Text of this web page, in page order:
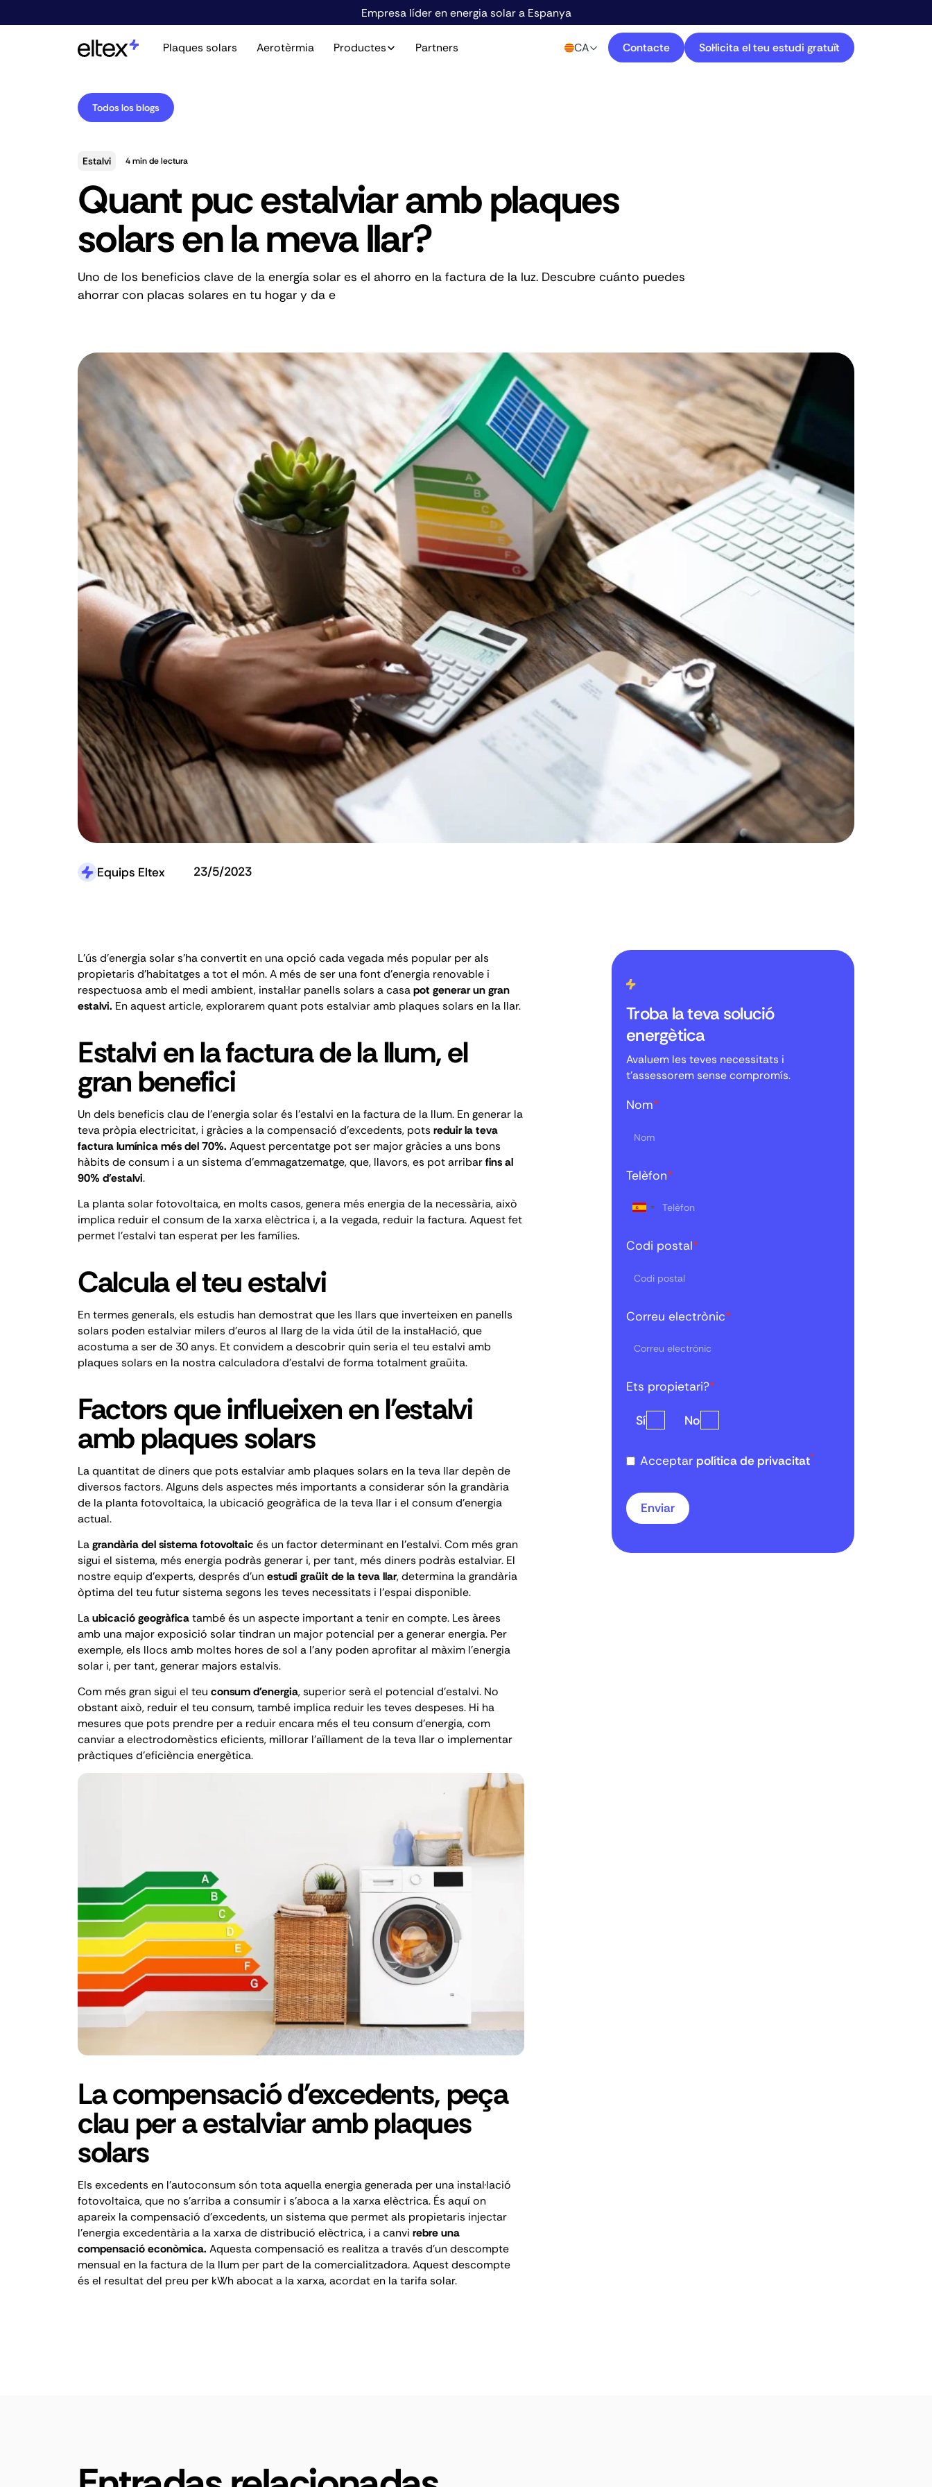
Empresa líder en energia solar a Espanya
Plaques solars Aerotèrmia Productes Partners CA Contacte Sol·licita el teu estudi gratuït
Todos los blogs
Estalvi 4min de lectura
Quant puc estalviar amb plaques
solars en la meva llar?
Uno de los beneficios clave de la energía solar es el ahorro en la factura de la luz. Descubre cuánto puedes
ahorrar con placas solares en tu hogar y da e
Equips Eltex 23/5/2023
L'ús d'energia solar s'ha convertit en una opció cada vegada més popular per als
propietaris d'habitatges a tot el món. A més de ser una font d'energia renovable i
respectuosa amb el medi ambient, instal·lar panells solars a casapot generar un gran
estalvi. En aquest article, explorarem quant pots estalviar amb plaques solars en la llar.
Estalvi en la factura de la llum, el
gran benefici
Un dels beneficis clau de l'energia solar és l'estalvi en la factura de la llum. En generar la
teva pròpia electricitat, i gràcies a la compensació d'excedents, pots reduir la teva
factura lumínica més del 70%. Aquest percentatge pot ser major gràcies a uns bons
hàbits de consum i a un sistema d'emmagatzematge, que, llavors, es pot arribarfins al
90% d'estalvi.
La planta solar fotovoltaica, en molts casos, genera més energia de la necessària, això
implica reduir el consum de la xarxa elèctrica i, a la vegada, reduir la factura. Aquest fet
permet l'estalvi tan esperat per les famílies.
Calcula el teu estalvi
En termes generals, els estudis han demostrat que les llars que inverteixen en panells
solars poden estalviar milers d'euros al llarg de la vida útil de la instal·lació, que
acostuma a ser de 30 anys. Et convidem a descobrir quin seria el teu estalvi amb
plaques solars en la nostracalculadora d'estalvi de forma totalment graüita.
Factors que influeixen en l'estalvi
amb plaques solars
La quantitat de diners que pots estalviar amb plaques solars en la teva llar depèn de
diversos factors. Alguns dels aspectes més importants a considerar són la grandària
de la planta fotovoltaica, la ubicació geogràfica de la teva llar i el consum d'energia
actual.
Lagrandària del sistema fotovoltaic és un factor determinant en l'estalvi. Com més gran
sigui el sistema, més energia podràs generar i, per tant, més diners podràs estalviar. El
nostre equip d'experts, després d'unestudi graüit de la teva llar, determina la grandària
òptima del teu futur sistema segons les teves necessitats i l'espai disponible.
Laubicació geogràficatambé és un aspecte important a tenir en compte. Les àrees
amb una major exposició solar tindran un major potencial per a generar energia. Per
exemple, els llocs amb moltes hores de sol a l'any poden aprofitar al màxim l'energia
solar i, per tant, generar majors estalvis.
Com més gran sigui el teu consum d'energia, superior serà el potencial d'estalvi. No
obstant això, reduir el teu consum, també implica reduir les teves despeses. Hi ha
mesures que pots prendre per a reduir encara més el teu consum d'energia, com
canviar a electrodomèstics eficients, millorar l'aïllament de la teva llar o implementar
pràctiques d'eficiència energètica.
La compensació d'excedents, peça
clau per a estalviar amb plaques
solars
Els excedents en l'autoconsum són tota aquella energia generada per una instal·lació
fotovoltaica, que no s'arriba a consumir i s'aboca a la xarxa elèctrica. És aquí on
apareix la compensació d'excedents, un sistema que permet als propietaris injectar
l'energia excedentària a la xarxa de distribució elèctrica, i a canvi rebre una
compensació econòmica. Aquesta compensació es realitza a través d'un descompte
mensual en la factura de la llum per part de la comercialitzadora. Aquest descompte
és el resultat del preu per kWh abocat a la xarxa, acordat en la tarifa solar.
Troba la teva solució
energètica
Avaluem les teves necessitats i
t'assessorem sense compromís.
Nom*
Telèfon*
Codi postal*
Correu electrònic*
Ets propietari?*
Sí No
Acceptar política de privacitat*